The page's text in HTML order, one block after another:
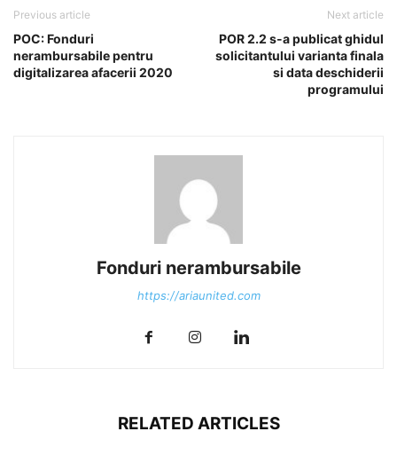
Previous article
POC: Fonduri
nerambursabile pentru
digitalizarea afacerii 2020
Next article
POR 2.2 s-a publicat ghidul
solicitantului varianta finala
si data deschiderii
programului
Fonduri nerambursabile
https://ariaunited.com
RELATED ARTICLES